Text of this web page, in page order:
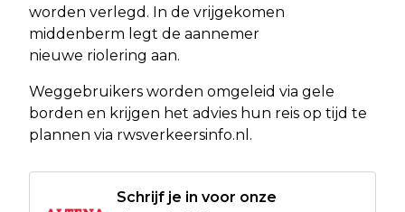
worden verlegd. In de vrijgekomen
middenberm legt de aannemer
nieuwe riolering aan.
Weggebruikers worden omgeleid via gele
borden en krijgen het advies hun reis op tijd te
plannen via rwsverkeersinfo.nl.
Schrijf je in voor onze